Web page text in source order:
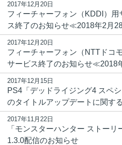
2017年12月20日
フィーチャーフォン（KDDI）
ス終了のお知らせ≪2018年2月
2017年12月20日
フィーチャーフォン（NTTドコ
サービス終了のお知らせ≪2018
2017年12月15日
PS4「デッドライジング4 スペ
のタイトルアップデートに関す
2017年11月22日
「モンスターハンター ストーリ
1.3.0配信のお知らせ